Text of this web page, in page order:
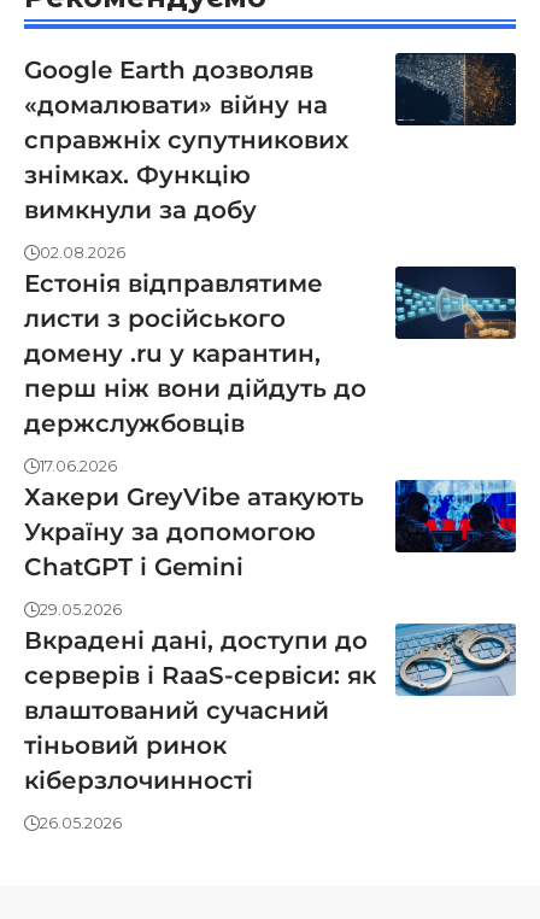
Google Earth дозволяв
«домалювати» війну на
справжніх супутникових
знімках. Функцію
вимкнули за добу
02.08.2026
Естонія відправлятиме
листи з російського
домену .ru у карантин,
перш ніж вони дійдуть до
держслужбовців
17.06.2026
Хакери GreyVibe атакують
Україну за допомогою
ChatGPT і Gemini
29.05.2026
Вкрадені дані, доступи до
серверів і RaaS-сервіси: як
влаштований сучасний
тіньовий ринок
кіберзлочинності
26.05.2026